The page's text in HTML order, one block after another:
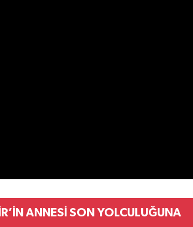
ANNESİ SON YOLCULUĞUNA